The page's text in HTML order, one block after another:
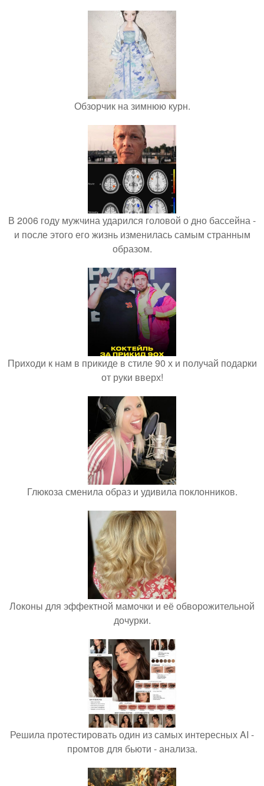
Обзорчик на зимнюю курн.
В 2006 году мужчина ударился головой о дно бассейна -
и после этого его жизнь изменилась самым странным
образом.
Приходи к нам в прикиде в стиле 90 х и получай подарки
от руки вверх!
Глюкоза сменила образ и удивила поклонников.
Локоны для эффектной мамочки и её обворожительной
дочурки.
Решила протестировать один из самых интересных AI -
промтов для бьюти - анализа.